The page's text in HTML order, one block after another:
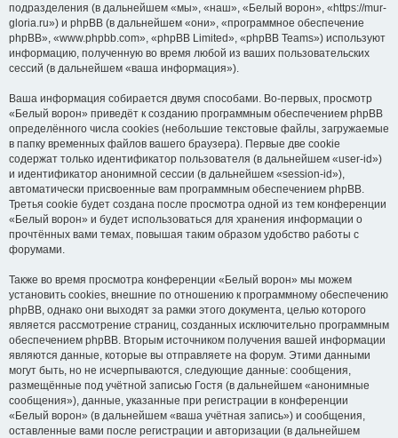
подразделения (в дальнейшем «мы», «наш», «Белый ворон», «https://mur-
gloria.ru») и phpBB (в дальнейшем «они», «программное обеспечение
phpBB», «www.phpbb.com», «phpBB Limited», «phpBB Teams») используют
информацию, полученную во время любой из ваших пользовательских
сессий (в дальнейшем «ваша информация»).
Ваша информация собирается двумя способами. Во-первых, просмотр
«Белый ворон» приведёт к созданию программным обеспечением phpBB
определённого числа cookies (небольшие текстовые файлы, загружаемые
в папку временных файлов вашего браузера). Первые две cookie
содержат только идентификатор пользователя (в дальнейшем «user-id»)
и идентификатор анонимной сессии (в дальнейшем «session-id»),
автоматически присвоенные вам программным обеспечением phpBB.
Третья cookie будет создана после просмотра одной из тем конференции
«Белый ворон» и будет использоваться для хранения информации о
прочтённых вами темах, повышая таким образом удобство работы с
форумами.
Также во время просмотра конференции «Белый ворон» мы можем
установить cookies, внешние по отношению к программному обеспечению
phpBB, однако они выходят за рамки этого документа, целью которого
является рассмотрение страниц, созданных исключительно программным
обеспечением phpBB. Вторым источником получения вашей информации
являются данные, которые вы отправляете на форум. Этими данными
могут быть, но не исчерпываются, следующие данные: сообщения,
размещённые под учётной записью Гостя (в дальнейшем «анонимные
сообщения»), данные, указанные при регистрации в конференции
«Белый ворон» (в дальнейшем «ваша учётная запись») и сообщения,
оставленные вами после регистрации и авторизации (в дальнейшем